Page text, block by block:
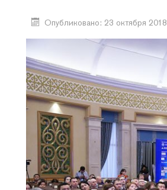
Опубликовано: 23 октября 2018